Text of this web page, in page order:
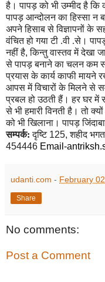
है। पापड़ को भी उम्मीद है कि
पापड़ आन्दोलन का हिस्सा न
अपने हिसाब से विज्ञापनों के
वंचित हो गया टी .वी .से।
नहीं है,किन्तु वास्तव में देखा
से पापड़ बनाने का चलन कम
प्रयास के कार्य काफी
आपस में विचारों के मिलने से
प्रबल हो उठती हैं। हर घर में
से भी हमारी विनती है। तो
को भी खिलाना। पापड़
सम्पर्क: दृष्टि 125,शहीद
454446 Email-
udanti.com - February
Share
No comments:
Post a Comment